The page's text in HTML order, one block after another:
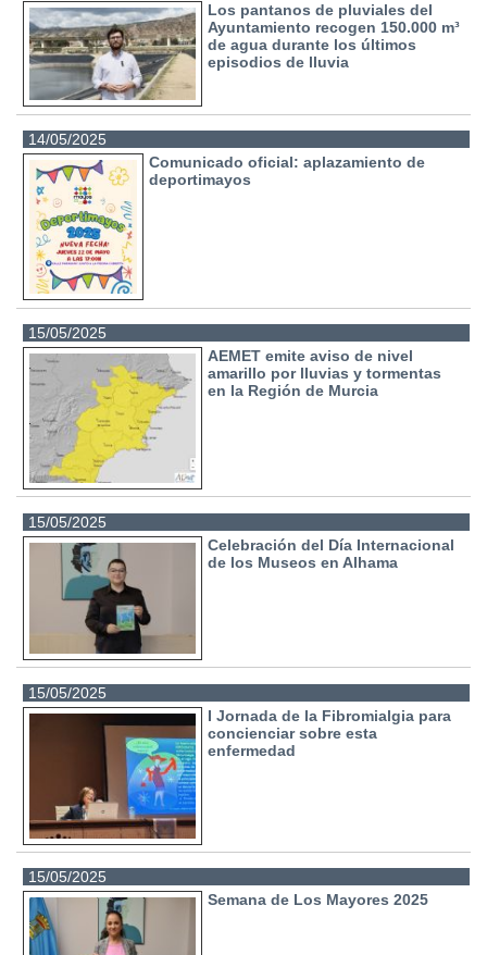
Los pantanos de pluviales del
Ayuntamiento recogen 150.000 m³
de agua durante los últimos
episodios de lluvia
14/05/2025
Comunicado oficial: aplazamiento de
deportimayos
15/05/2025
AEMET emite aviso de nivel
amarillo por lluvias y tormentas
en la Región de Murcia
15/05/2025
Celebración del Día Internacional
de los Museos en Alhama
15/05/2025
I Jornada de la Fibromialgia para
concienciar sobre esta
enfermedad
15/05/2025
Semana de Los Mayores 2025